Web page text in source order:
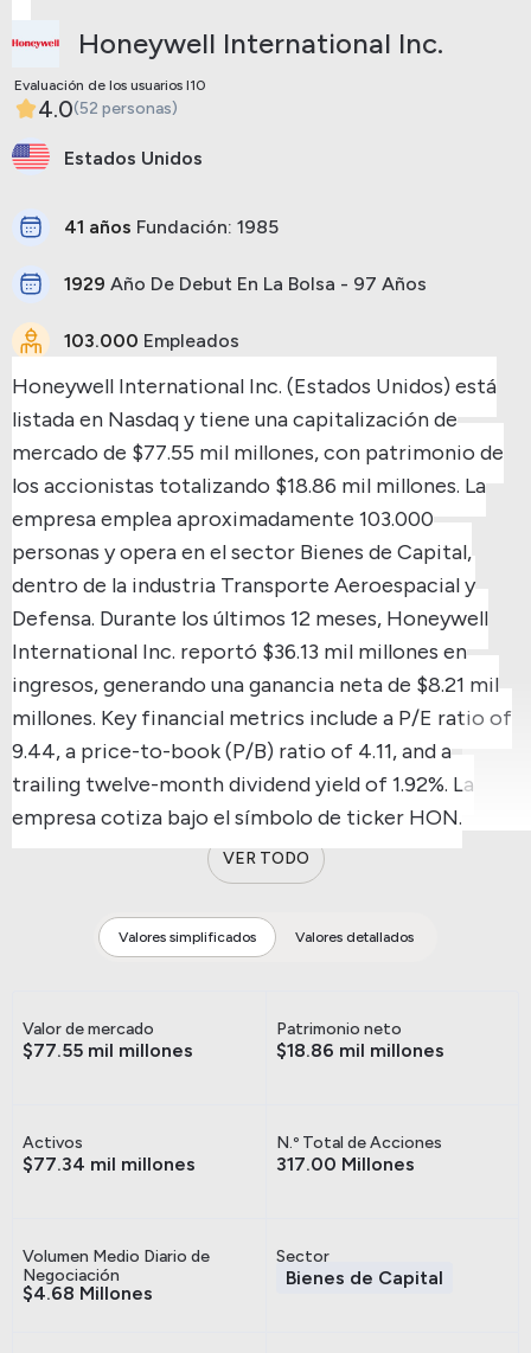
Honeywell International Inc.
Evaluación de los usuarios I10
4.0(52 personas)
Estados Unidos
41 años Fundación: 1985
1929 Año De Debut En La Bolsa - 97 Años
103.000 Empleados
Honeywell International Inc. (Estados Unidos) está
listada en Nasdaq y tiene una capitalización de
mercado de $77.55 mil millones, con patrimonio de
los accionistas totalizando $18.86 mil millones. La
empresa emplea aproximadamente 103.000
personas y opera en el sector Bienes de Capital,
dentro de la industria Transporte Aeroespacial y
Defensa. Durante los últimos 12 meses, Honeywell
International Inc. reportó $36.13 mil millones en
ingresos, generando una ganancia neta de $8.21 mil
millones. Key financial metrics include a P/E ratio of
9.44, a price-to-book (P/B) ratio of 4.11, and a
trailing twelve-month dividend yield of 1.92%. La
empresa cotiza bajo el símbolo de ticker HON.
VER TODO
Valores simplificados Valores detallados
Valor de mercado
$77.55 mil millones
Patrimonio neto
$18.86 mil millones
Activos
$77.34 mil millones
N.º Total de Acciones
317.00 Millones
Volumen Medio Diario de
Negociación
$4.68 Millones
Sector
Bienes de Capital